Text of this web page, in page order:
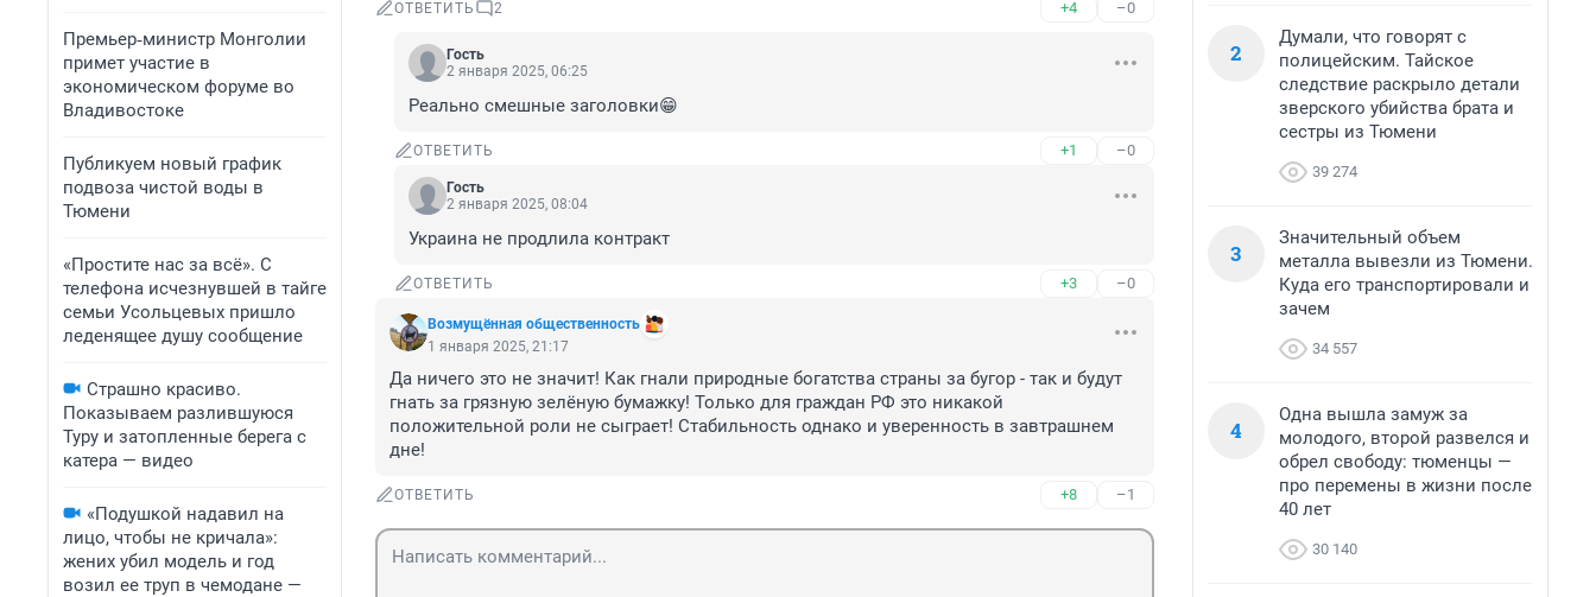
Премьер‑министр Монголии
примет участие в
экономическом форуме во
Владивостоке
Публикуем новый график
подвоза чистой воды в
Тюмени
«Простите нас за всё». С
телефона исчезнувшей в тайге
семьи Усольцевых пришло
леденящее душу сообщение
Страшно красиво.
Показываем разлившуюся
Туру и затопленные берега с
катера — видео
«Подушкой надавил на
лицо, чтобы не кричала»:
жених убил модель и год
возил ее труп в чемодане —
ОТВЕТИТЬ 2 +4 –0
Гость
2 января 2025, 06:25
Реально смешные заголовки😁
ОТВЕТИТЬ +1 –0
Гость
2 января 2025, 08:04
Украина не продлила контракт
ОТВЕТИТЬ +3 –0
Возмущëнная общественность
1 января 2025, 21:17
Да ничего это не значит! Как гнали природные богатства страны за бугор - так и будут
гнать за грязную зелёную бумажку! Только для граждан РФ это никакой
положительной роли не сыграет! Стабильность однако и уверенность в завтрашнем
дне!
ОТВЕТИТЬ +8 –1
2
Думали, что говорят с
полицейским. Тайское
следствие раскрыло детали
зверского убийства брата и
сестры из Тюмени
39 274
3
Значительный объем
металла вывезли из Тюмени.
Куда его транспортировали и
зачем
34 557
4
Одна вышла замуж за
молодого, второй развелся и
обрел свободу: тюменцы —
про перемены в жизни после
40 лет
30 140